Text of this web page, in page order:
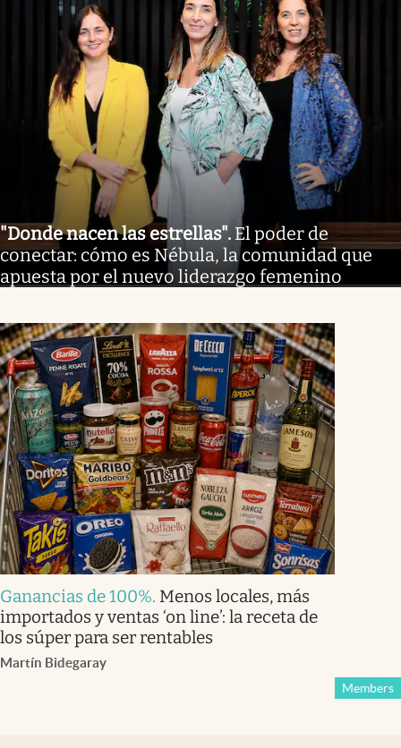
"Donde nacen las estrellas". El poder de
conectar: cómo es Nébula, la comunidad que
apuesta por el nuevo liderazgo femenino
Ganancias de 100%. Menos locales, más
importados y ventas ‘on line’: la receta de
los súper para ser rentables
Martín Bidegaray
Members